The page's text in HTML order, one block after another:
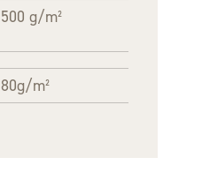
500 g/m²
80g/m²